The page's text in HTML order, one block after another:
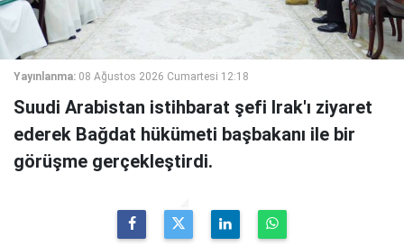
Yayınlanma: 08 Ağustos 2026 Cumartesi 12:18
Suudi Arabistan istihbarat şefi Irak'ı ziyaret
ederek Bağdat hükümeti başbakanı ile bir
görüşme gerçekleştirdi.